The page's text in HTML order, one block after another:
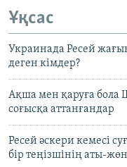
Ұқсас
Украинада Ресей
деген кімдер?
Ақша мен қаруға
соғысқа аттанғандар
Ресей әскери кемесі
бір теңізшінің аты-